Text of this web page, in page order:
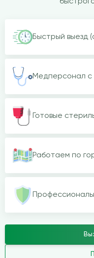
Быстрый выезд
Медперсонал с
Готовые
Работаем по